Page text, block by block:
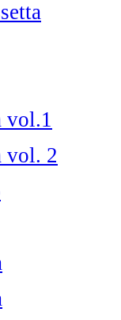
vol.1
vol. 2